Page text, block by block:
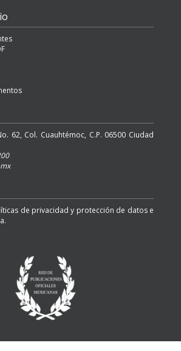
62, Col. Cuauhtémoc, C.P. 06500 Ciudad
de privacidad y protección de datos e